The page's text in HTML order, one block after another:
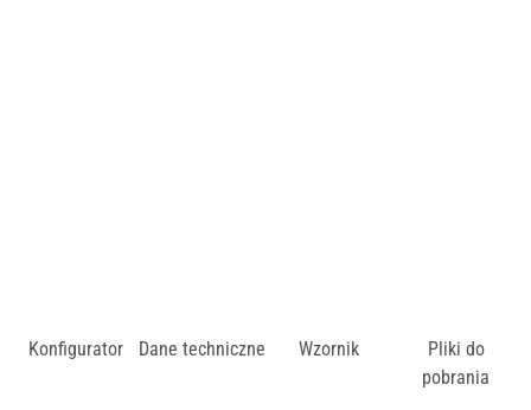
Dostępny w różnych konfiguracjach kolorystycznych.
Konfigurator Dane techniczne Wzornik
Pliki do
pobrania